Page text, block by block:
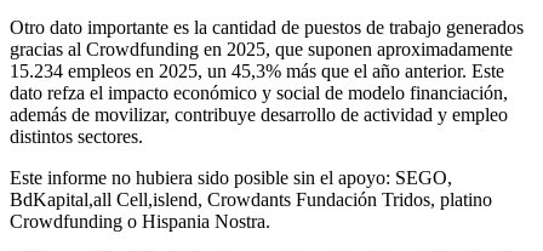
Otro dato importante es la cantidad de puestos de trabajo generados
gracias al Crowdfunding en 2025, que suponen aproximadamente
15.234 empleos en 2025, un 45,3% más que el año anterior. Este
dato refza el impacto económico y social de modelo financiación,
además de movilizar, contribuye desarrollo de actividad y empleo
distintos sectores.
Este informe no hubiera sido posible sin el apoyo: SEGO,
BdKapital,all Cell,islend, Crowdants Fundación Tridos, platino
Crowdfunding o Hispania Nostra.